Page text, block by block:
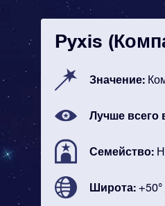
Pyxis
Значение:
Лучше всего
Семейство:
Широта: +50°